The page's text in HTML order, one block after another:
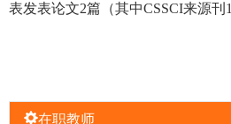
表发表论文2篇 （其中CSSCI来源刊 1
在职教师